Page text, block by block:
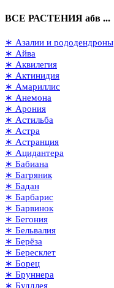
ВСЕ РАСТЕНИЯ абв ...
∗ Азалии и рододендроны
∗ Айва
∗ Аквилегия
∗ Актинидия
∗ Амариллис
∗ Анемона
∗ Арония
∗ Астильба
∗ Астра
∗ Астранция
∗ Ацидантера
∗ Бабиана
∗ Багряник
∗ Бадан
∗ Барбарис
∗ Барвинок
∗ Бегония
∗ Бельвалия
∗ Берёза
∗ Бересклет
∗ Борец
∗ Бруннера
∗ Буддлея